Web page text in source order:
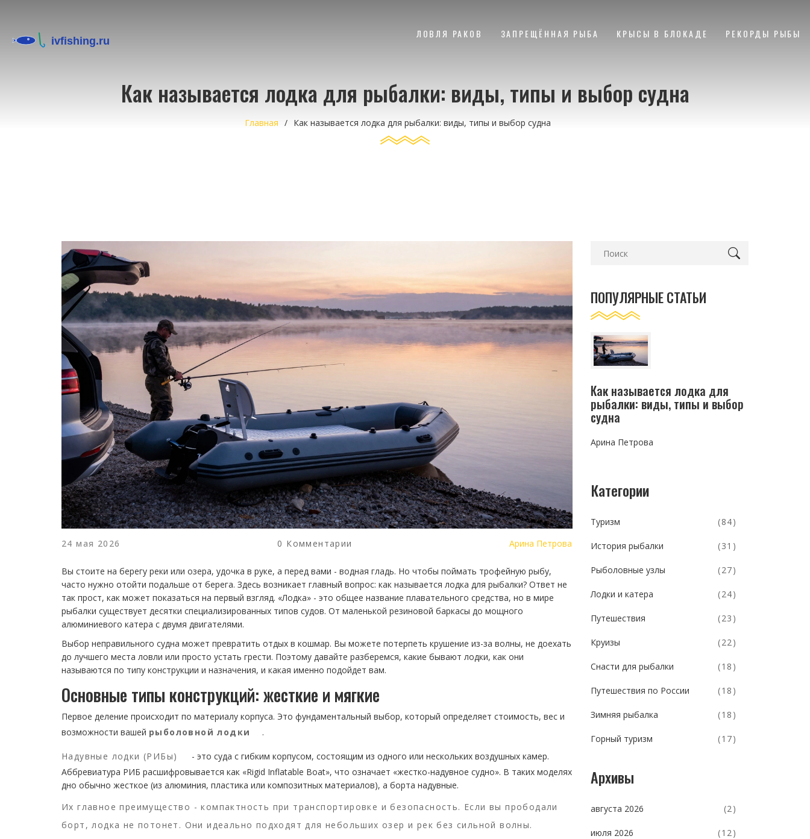
ЛОВЛЯ РАКОВ ЗАПРЕЩЁННАЯ РЫБА КРЫСЫ В БЛОКАДЕ РЕКОРДЫ РЫБЫ
Как называется лодка для рыбалки: виды, типы и выбор судна
Главная Как называется лодка для рыбалки: виды, типы и выбор судна
24 мая 2026 0 Комментарии Арина Петрова
Вы стоите на берегу реки или озера, удочка в руке, а перед вами - водная гладь. Но чтобы поймать трофейную рыбу,
часто нужно отойти подальше от берега. Здесь возникает главный вопрос: как называется лодка для рыбалки? Ответ не
так прост, как может показаться на первый взгляд. «Лодка» - это общее название плавательного средства, но в мире
рыбалки существует десятки специализированных типов судов. От маленькой резиновой баркасы до мощного
алюминиевого катера с двумя двигателями.
Выбор неправильного судна может превратить отдых в кошмар. Вы можете потерпеть крушение из-за волны, не доехать
до лучшего места ловли или просто устать грести. Поэтому давайте разберемся, какие бывают лодки, как они
называются по типу конструкции и назначения, и какая именно подойдет вам.
Основные типы конструкций: жесткие и мягкие
Первое деление происходит по материалу корпуса. Это фундаментальный выбор, который определяет стоимость, вес и
возможности вашей рыболовной лодки .
Надувные лодки (РИБы)
- это суда с гибким корпусом, состоящим из одного или нескольких воздушных камер.
Аббревиатура РИБ расшифровывается как «Rigid Inflatable Boat», что означает «жестко-надувное судно». В таких моделях
дно обычно жесткое (из алюминия, пластика или композитных материалов), а борта надувные.
Их главное преимущество - компактность при транспортировке и безопасность. Если вы прободали
борт, лодка не потонет. Они идеально подходят для небольших озер и рек без сильной волны.
ПОПУЛЯРНЫЕ СТАТЬИ
Как называется лодка для
рыбалки: виды, типы и выбор
судна
Арина Петрова
Категории
Туризм (84)
История рыбалки (31)
Рыболовные узлы (27)
Лодки и катера (24)
Путешествия (23)
Круизы (22)
Снасти для рыбалки (18)
Путешествия по России (18)
Зимняя рыбалка (18)
Горный туризм (17)
Архивы
августа 2026 (2)
июля 2026 (12)